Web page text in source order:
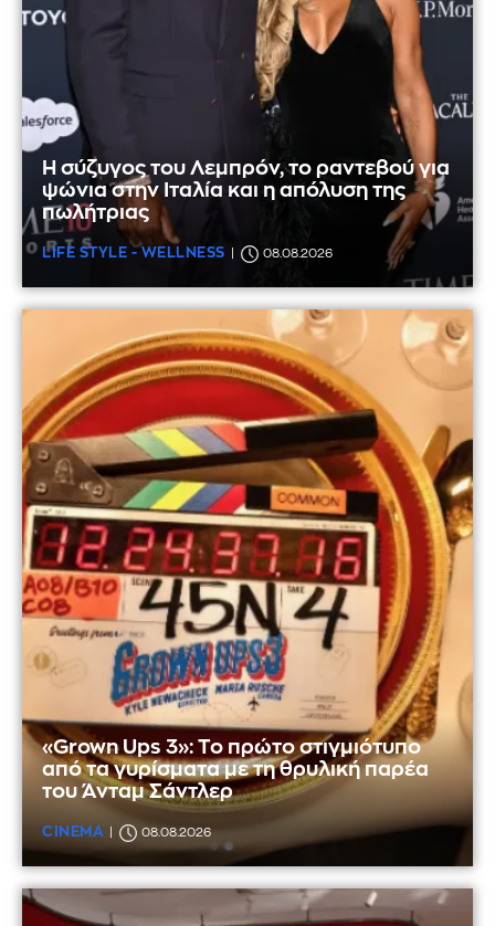
Η σύζυγος του Λεμπρόν, το ραντεβού για
ψώνια στην Ιταλία και η απόλυση της
πωλήτριας
LIFE STYLE - WELLNESS 08.08.2026
«Grown Ups 3»: Το πρώτο στιγμιότυπο
από τα γυρίσματα με τη θρυλική παρέα
του Άνταμ Σάντλερ
CINEMA 08.08.2026